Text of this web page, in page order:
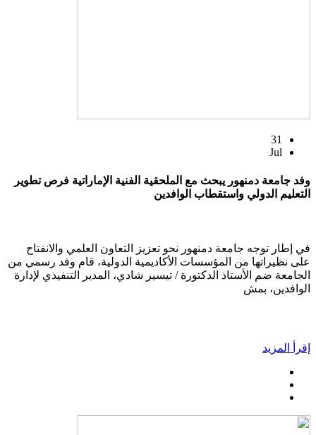
31
Jul
وفد جامعة دمنهور يبحث مع الملحقية الفنية الإماراتية فرص تطوير
التعليم الدولي واستقطاب الوافدين
في إطار توجه جامعة دمنهور نحو تعزيز التعاون العلمي والانفتاح
على نظيراتها من المؤسسات الأكاديمية الدولية، قام وفد رسمي من
الجامعة ضم الأستاذ الدكتورة / تيسير شادي، المدير التنفيذي لإدارة
الوافدين، بمش
إقرأ المزيد